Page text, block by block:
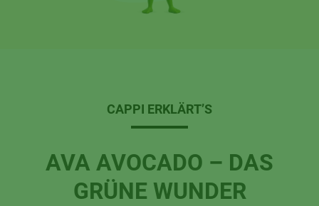
CAPPI ERKLÄRT’S
AVA AVOCADO – DAS
GRÜNE WUNDER